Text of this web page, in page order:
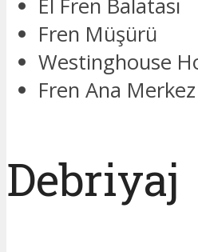
El Fren Balatası
Fren Müşürü
Westinghouse
Fren Ana
Debriyaj